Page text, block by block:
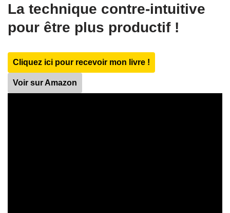
La technique contre-intuitive
pour être plus productif !
Cliquez ici pour recevoir mon livre !
Voir sur Amazon